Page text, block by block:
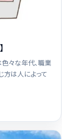
々な年代、職業
方は人によって